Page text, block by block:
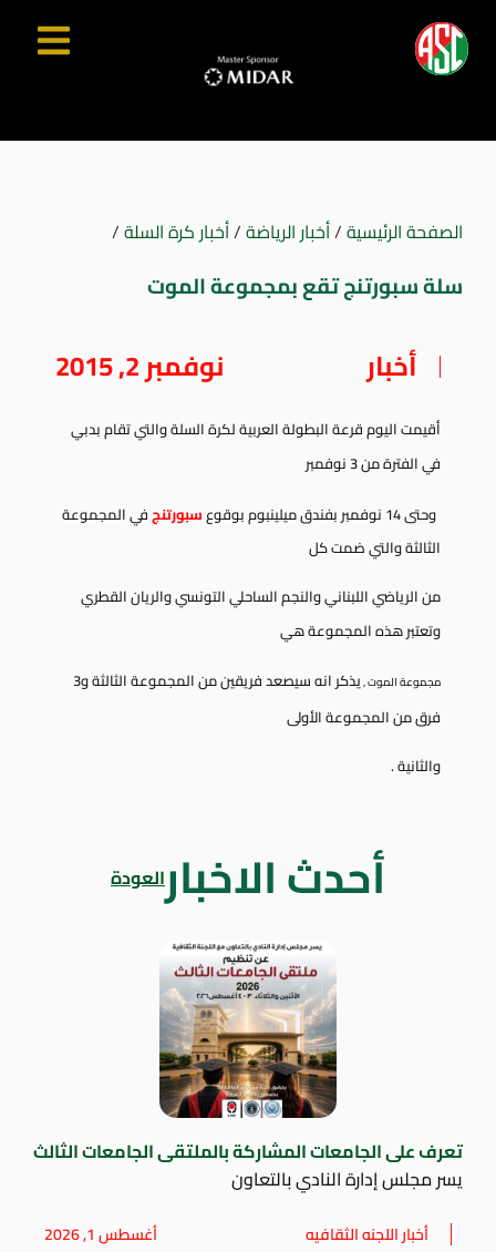
الصفحة الرئيسية/أخبار الرياضة/أخبار كرة السلة/
سلة سبورتنج تقع بمجموعة الموت
أخبار نوفمبر 2, 2015
أقيمت اليوم قرعة البطولة العربية لكرة السلة والتي تقام بدبي
في الفترة من 3 نوفمبر
وحتى 14 نوفمبر بفندق ميلينبوم بوقوع
سبورتنجفي المجموعة
الثالثة والتي ضمت كل
منالرياضي اللبناني والنجم الساحلي التونسي والريان القطري
وتعتبر هذه المجموعة هي
مجموعة الموت ,
يذكر انه سيصعد فريقين من المجموعة الثالثة و3
فرق من المجموعة الأولى
والثانية .
أحدث الاخبارالعودة
تعرف على الجامعات المشاركة بالملتقى الجامعات الثالث
يسر مجلس إدارة النادي بالتعاون
أخبار اللجنه الثقافيه أغسطس 1, 2026